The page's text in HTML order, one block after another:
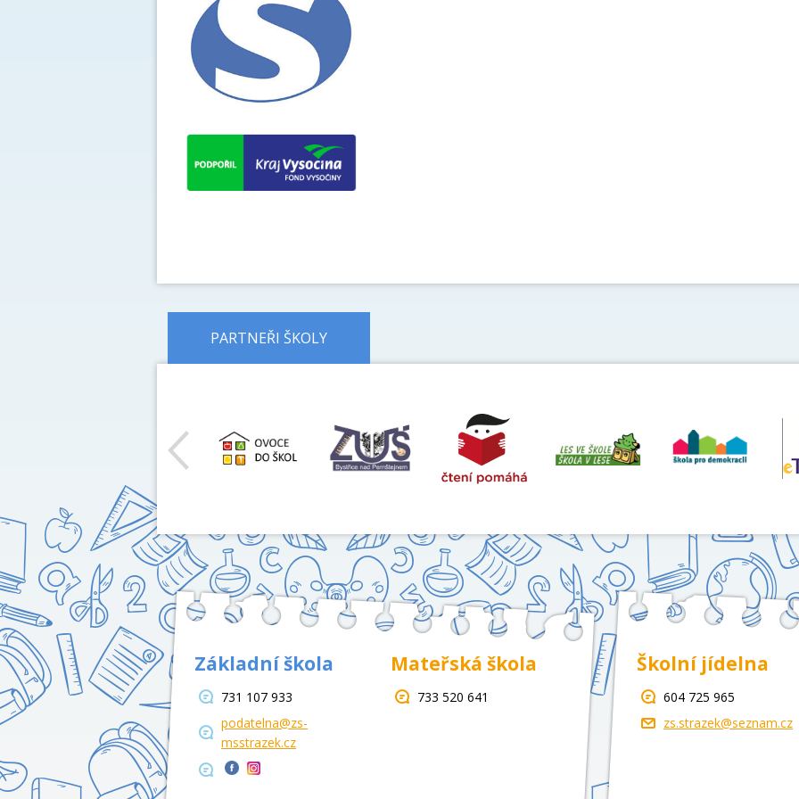
PARTNEŘI ŠKOLY
Základní škola
731 107 933
podatelna@zs-
msstrazek.cz
Mateřská škola
733 520 641
Školní jídelna
604 725 965
zs.strazek@seznam.cz